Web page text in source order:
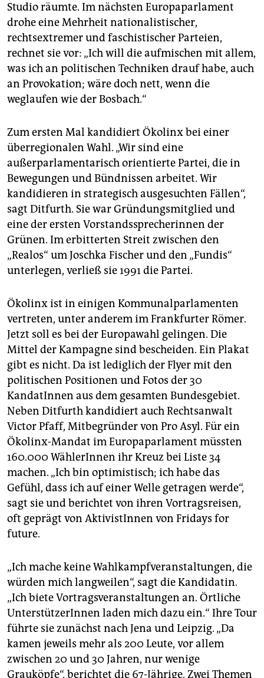
Studio räumte. Im nächsten Europaparlament
drohe eine Mehrheit nationalistischer,
rechtsextremer und faschistischer Parteien,
rechnet sie vor: „Ich will die aufmischen mit allem,
was ich an politischen Techniken drauf habe, auch
an Provokation; wäre doch nett, wenn die
weglaufen wie der Bosbach.“
Zum ersten Mal kandidiert Ökolinx bei einer
überregionalen Wahl. „Wir sind eine
außerparlamentarisch orientierte Partei, die in
Bewegungen und Bündnissen arbeitet. Wir
kandidieren in strategisch ausgesuchten Fällen“,
sagt Ditfurth. Sie war Gründungsmitglied und
eine der ersten Vorstandssprecherinnen der
Grünen. Im erbitterten Streit zwischen den
„Realos“ um Joschka Fischer und den „Fundis“
unterlegen, verließ sie 1991 die Partei.
Ökolinx ist in einigen Kommunalparlamenten
vertreten, unter anderem im Frankfurter Römer.
Jetzt soll es bei der Europawahl gelingen. Die
Mittel der Kampagne sind bescheiden. Ein Plakat
gibt es nicht. Da ist lediglich der Flyer mit den
politischen Positionen und Fotos der 30
KandatInnen aus dem gesamten Bundesgebiet.
Neben Ditfurth kandidiert auch Rechtsanwalt
Victor Pfaff, Mitbegründer von Pro Asyl. Für ein
Ökolinx-Mandat im Europaparlament müssten
160.000 WählerInnen ihr Kreuz bei Liste 34
machen. „Ich bin optimistisch; ich habe das
Gefühl, dass ich auf einer Welle getragen werde“,
sagt sie und berichtet von ihren Vortragsreisen,
oft geprägt von AktivistInnen von Fridays for
future.
„Ich mache keine Wahlkampfveranstaltungen, die
würden mich langweilen“, sagt die Kandidatin.
„Ich biete Vortragsveranstaltungen an. Örtliche
UnterstützerInnen laden mich dazu ein.“ Ihre Tour
führte sie zunächst nach Jena und Leipzig. „Da
kamen jeweils mehr als 200 Leute, vor allem
zwischen 20 und 30 Jahren, nur wenige
Grauköpfe“, berichtet die 67-Jährige. Zwei Themen